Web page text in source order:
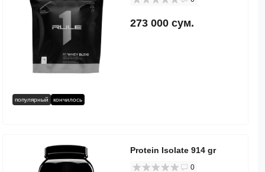
популярный кончилось
273 000 сум.
Protein Isolate 914 gr
0